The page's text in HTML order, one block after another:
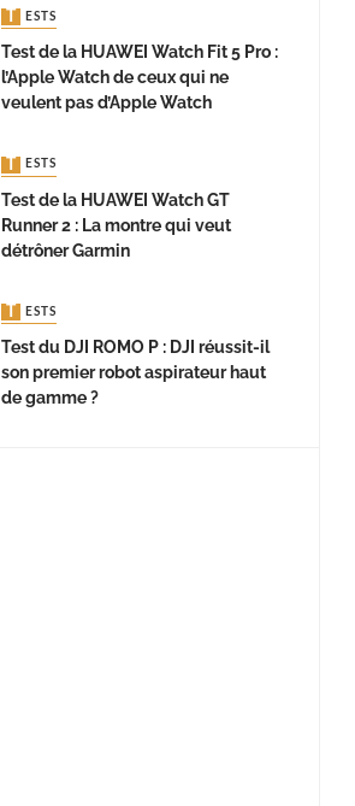
TESTS
Test de la HUAWEI Watch Fit 5 Pro :
l’Apple Watch de ceux qui ne
veulent pas d’Apple Watch
TESTS
Test de la HUAWEI Watch GT
Runner 2 : La montre qui veut
détrôner Garmin
TESTS
Test du DJI ROMO P : DJI réussit-il
son premier robot aspirateur haut
de gamme ?